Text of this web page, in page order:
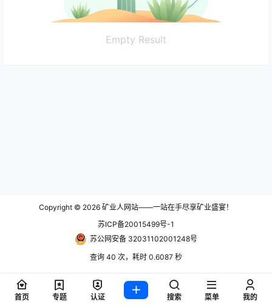
Empty Result
Copyright © 2026 矿业人网站——一站在手尽享矿业盛宴！
苏ICP备20015499号-1
苏公网安备 32031102001248号
查询 40 次，耗时 0.6087 秒
首页 专题 认证 搜索 菜单 我的